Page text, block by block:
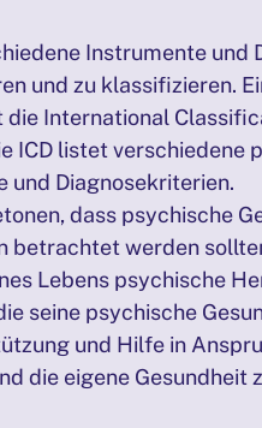
Instrumente und
und zu klassifizieren.
International
ICD listet verschiedene
und Diagnosekriterien.
dass psychische
betrachtet werden
Lebens psychische
seine psychische
und Hilfe in
die eigene Gesundheit